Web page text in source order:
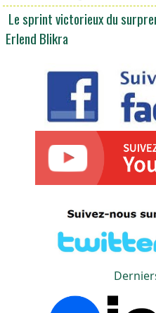
Le sprint victorieux du
Erlend Blikra